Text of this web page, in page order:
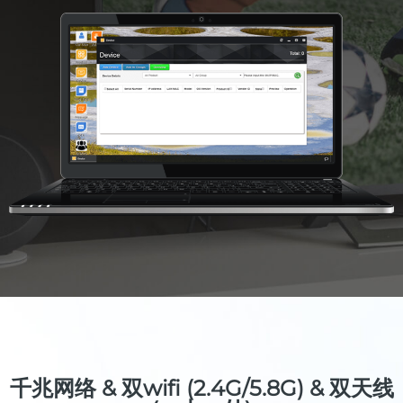
千兆网络 & 双wifi (2.4G/5.8G) & 双天线